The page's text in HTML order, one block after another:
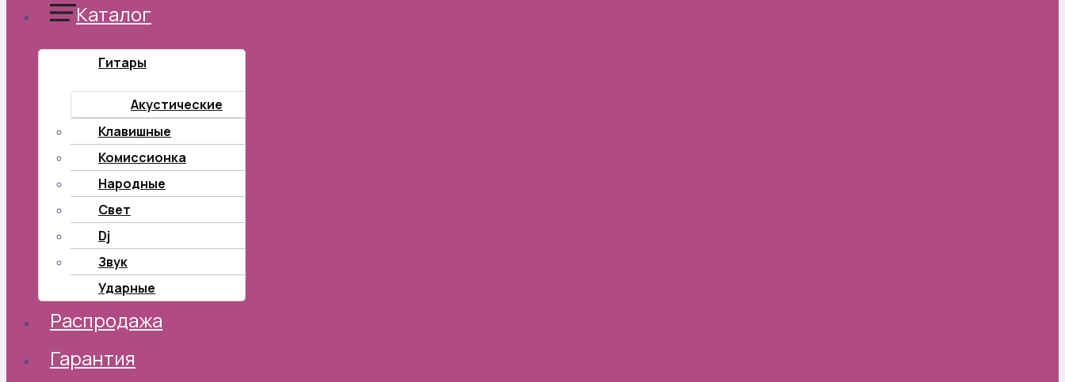
Каталог
Гитары
Акустические
Клавишные
Комиссионка
Народные
Свет
Dj
Звук
Ударные
Распродажа
Гарантия